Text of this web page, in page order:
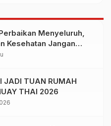
Menyeluruh,
Kesehatan Jangan
JADI TUAN RUMAH
THAI 2026